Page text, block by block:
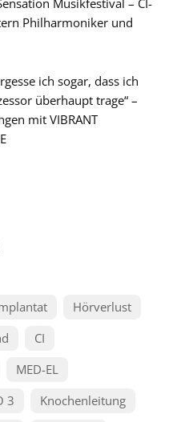
Musikfestival – CI-
Philharmoniker und
ich sogar, dass ich
überhaupt trage“ –
mit VIBRANT
Hörverlust
CI
MED-EL
3
Knochenleitung